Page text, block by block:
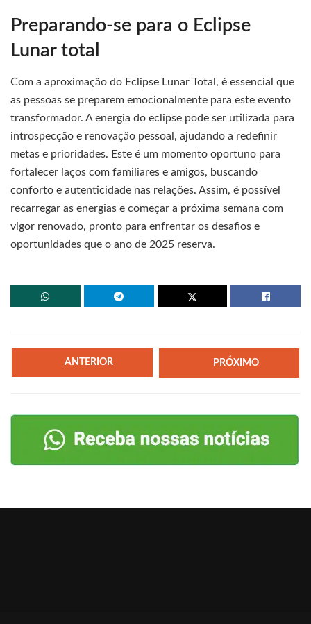
Preparando-se para o Eclipse
Lunar total
Com a aproximação do Eclipse Lunar Total, é essencial que
as pessoas se preparem emocionalmente para este evento
transformador. A energia do eclipse pode ser utilizada para
introspecção e renovação pessoal, ajudando a redefinir
metas e prioridades. Este é um momento oportuno para
fortalecer laços com familiares e amigos, buscando
conforto e autenticidade nas relações. Assim, é possível
recarregar as energias e começar a próxima semana com
vigor renovado, pronto para enfrentar os desafios e
oportunidades que o ano de 2025 reserva.
ANTERIOR PRÓXIMO